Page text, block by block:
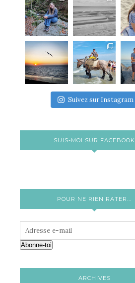
Suivez sur Instagram
SUIS-MOI SUR FACEBOOK
POUR NE RIEN RATER...
Abonne-toi
ARCHIVES